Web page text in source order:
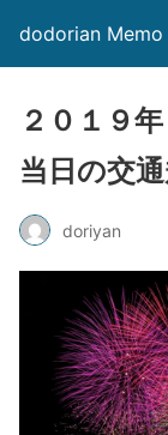
dodorian Memo
２０１９
当日の交
doriyan